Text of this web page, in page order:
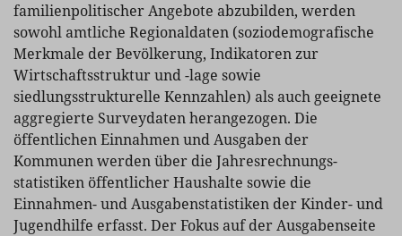
familienpolitischer Angebote abzubilden, werden
sowohl amtliche Regionaldaten (soziodemografische
Merkmale der Bevölkerung, Indikatoren zur
Wirtschaftsstruktur und -lage sowie
siedlungsstrukturelle Kennzahlen) als auch geeignete
aggregierte Surveydaten herangezogen. Die
öffentlichen Einnahmen und Ausgaben der
Kommunen werden über die Jahresrechnungs­
statistiken öffentlicher Haushalte sowie die
Einnahmen- und Ausgabenstatistiken der Kinder- und
Jugendhilfe erfasst. Der Fokus auf der Ausgabenseite